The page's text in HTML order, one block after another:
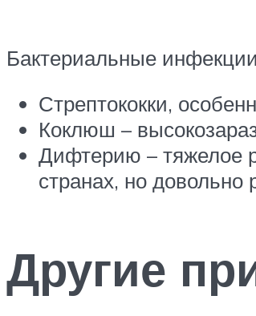
Бактериальные
Стрептококки,
Коклюш –
Дифтерию – тяжелое
странах, но довольно
Другие